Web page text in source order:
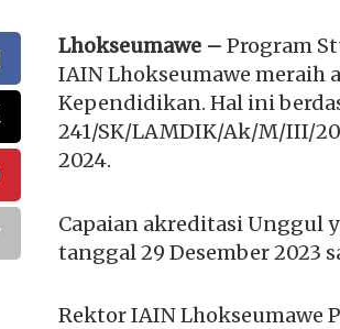
Lhokseumawe – Program
IAIN Lhokseumawe
Kependidikan. Hal ini
241/SK/LAMDIK/Ak/M/III/
2024.
Capaian akreditasi Unggul
tanggal 29 Desember 2023
Rektor IAIN Lhokseumawe